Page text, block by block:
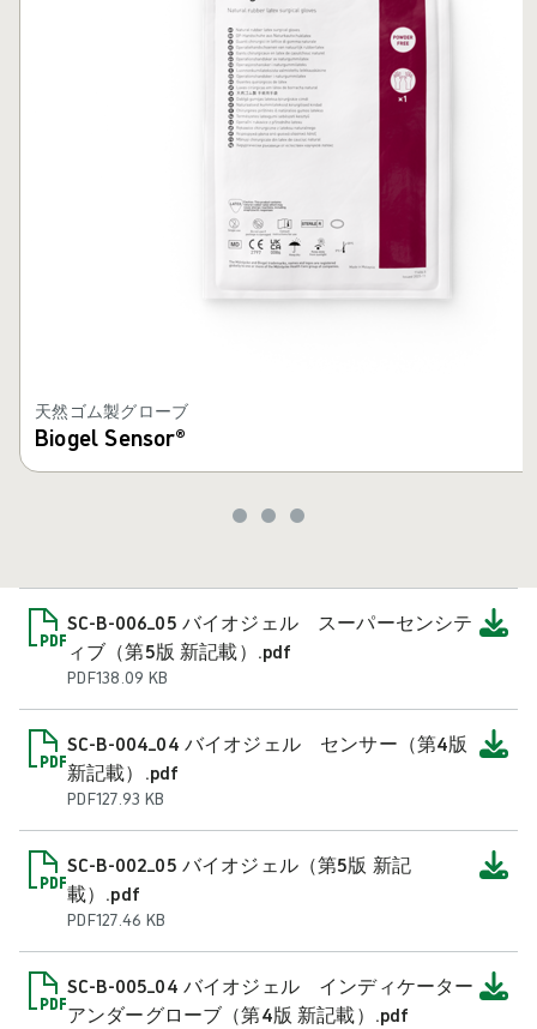
天然ゴム製グローブ
Biogel Sensor®
SC-B-006_05 バイオジェル スーパーセンシテ
ィブ（第5版 新記載）.pdf
PDF138.09 KB
SC-B-004_04 バイオジェル センサー（第4版
新記載）.pdf
PDF127.93 KB
SC-B-002_05 バイオジェル（第5版 新記
載）.pdf
PDF127.46 KB
SC-B-005_04 バイオジェル インディケーター
アンダーグローブ（第4版 新記載）.pdf